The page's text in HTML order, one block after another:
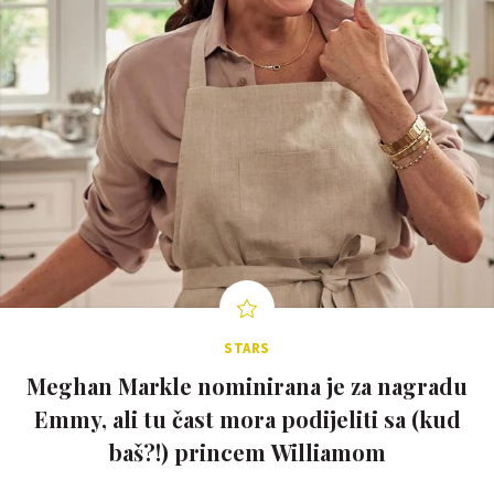
STARS
Meghan Markle nominirana je za nagradu
Emmy, ali tu čast mora podijeliti sa (kud
baš?!) princem Williamom